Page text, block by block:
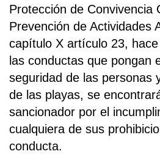
Protección de Convivencia
Prevención de Actividades
capítulo X artículo 23,
las conductas que pongan
seguridad de las personas
de las playas, se
sancionador por el
cualquiera de sus
conducta.